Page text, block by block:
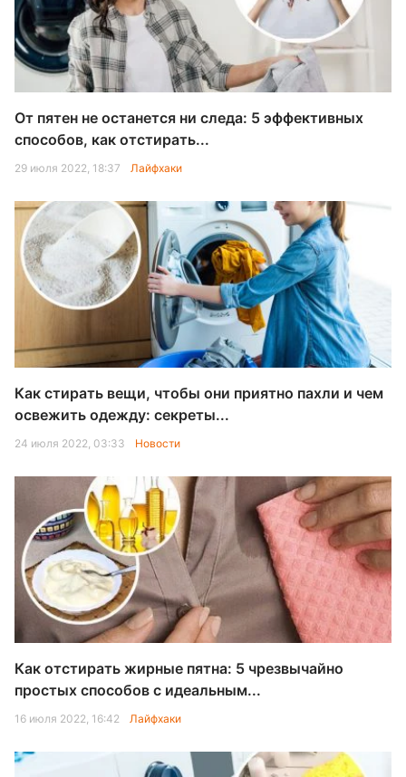
От пятен не останется ни следа: 5 эффективных
способов, как отстирать...
29 июля 2022, 18:37 Лайфхаки
Как стирать вещи, чтобы они приятно пахли и чем
освежить одежду: секреты...
24 июля 2022, 03:33 Новости
Как отстирать жирные пятна: 5 чрезвычайно
простых способов с идеальным...
16 июля 2022, 16:42 Лайфхаки